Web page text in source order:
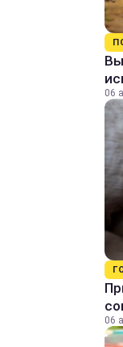
06
06